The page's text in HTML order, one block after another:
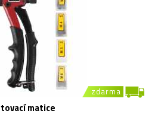
zdarma
matice